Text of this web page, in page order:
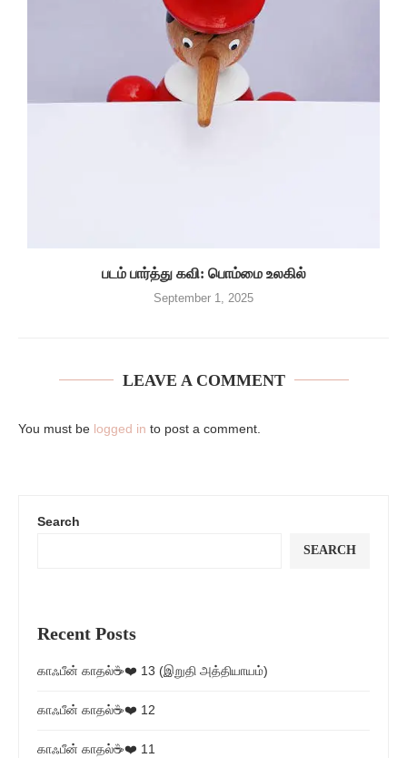
படம் பார்த்து கவி: பொம்மை உலகில்
September 1, 2025
LEAVE A COMMENT
You must be logged in to post a comment.
Search
SEARCH
Recent Posts
காஃபீன் காதல்☕❤️ 13 (இறுதி அத்தியாயம்)
காஃபீன் காதல்☕❤️ 12
காஃபீன் காதல்☕❤️ 11